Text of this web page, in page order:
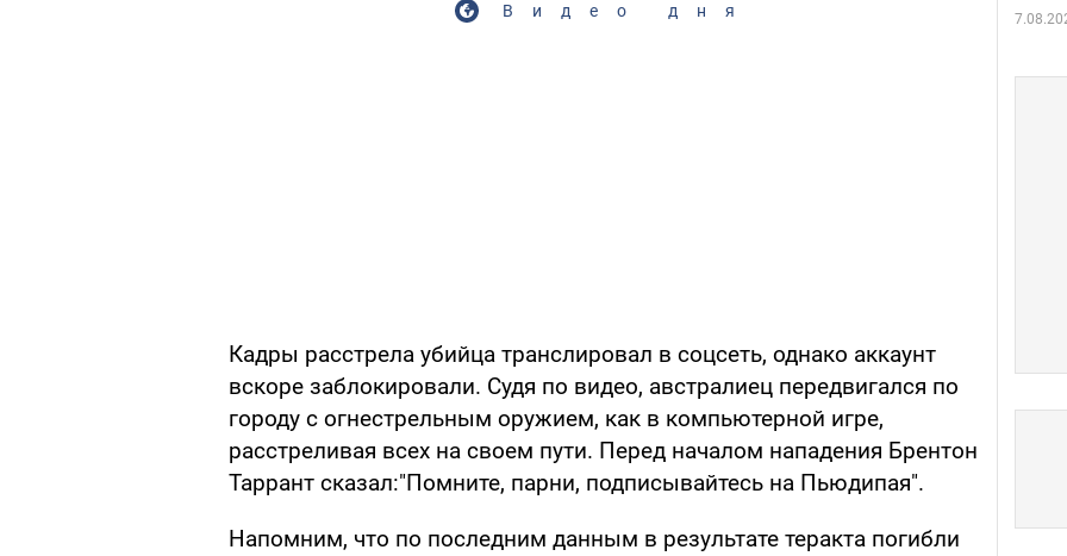
Видео дня
Кадры расстрела убийца транслировал в соцсеть, однако аккаунт
вскоре заблокировали. Судя по видео, австралиец передвигался по
городу с огнестрельным оружием, как в компьютерной игре,
расстреливая всех на своем пути. Перед началом нападения Брентон
Таррант сказал:"Помните, парни, подписывайтесь на Пьюдипая".
Напомним, что по последним данным в результате теракта погибли